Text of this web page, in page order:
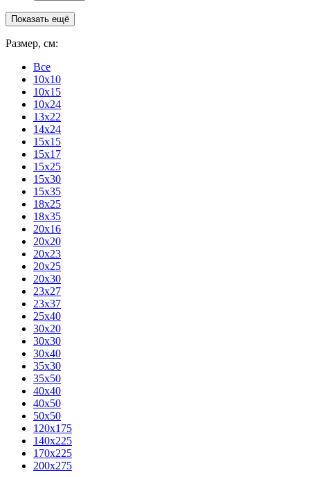
Показать ещё
Размер, см:
Все
10x10
10x15
10x24
13x22
14x24
15x15
15x17
15x25
15x30
15x35
18x25
18x35
20x16
20x20
20x23
20x25
20x30
23x27
23x37
25x40
30x20
30x30
30x40
35x30
35x50
40x40
40x50
50x50
120х175
140х225
170х225
200х275